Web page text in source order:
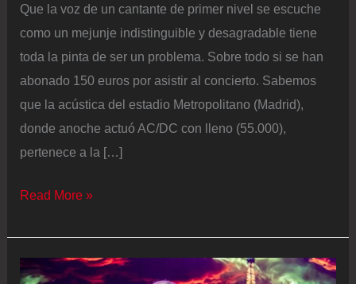
Que la voz de un cantante de primer nivel se escuche
como un mejunje indistinguible y desagradable tiene
toda la pinta de ser un problema. Sobre todo si se han
abonado 150 euros por asistir al concierto. Sabemos
que la acústica del estadio Metropolitano (Madrid),
donde anoche actuó AC/DC con lleno (55.000),
pertenece a la […]
AC/DC
Madrid:
el
Read More »